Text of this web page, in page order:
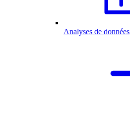
Analyses de données